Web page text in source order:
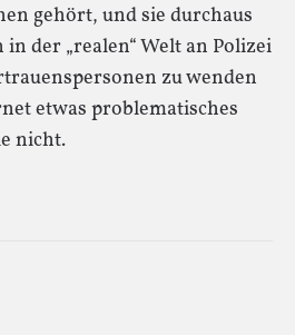
gehört, und sie durchaus
der „realen“ Welt an Polizei
zu wenden
etwas problematisches
nicht.